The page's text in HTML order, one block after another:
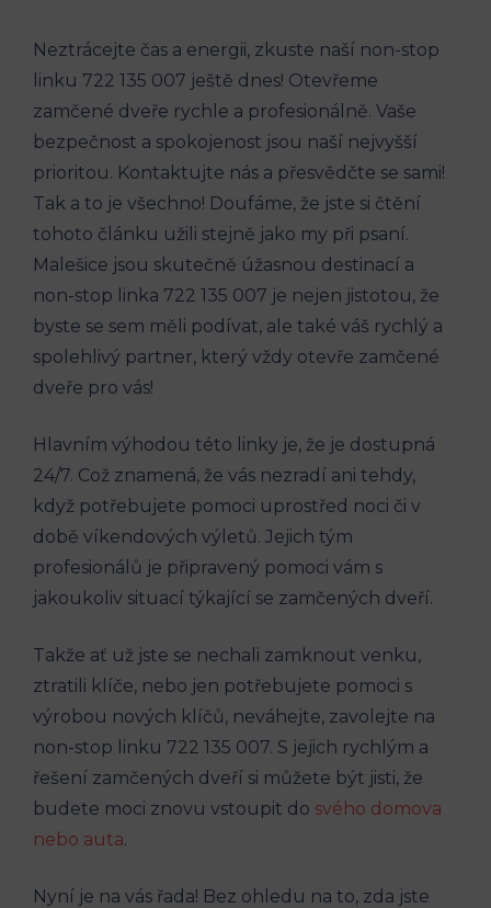
Neztrácejte čas a energii, zkuste naší non-stop
linku 722 135 007​ ještě dnes! Otevřeme
zamčené dveře‍ rychle a profesionálně. Vaše
bezpečnost a ⁣spokojenost jsou naší nejvyšší
prioritou. Kontaktujte‍ nás a přesvědčte se sami!‌
Tak a to je všechno! Doufáme,⁣ že jste si ⁢čtění
tohoto⁣ článku užili stejně jako my při psaní.
Malešice jsou skutečně úžasnou⁢ destinací a
non-stop linka ⁢722 135 007 je nejen jistotou, že
byste se sem měli podívat, ale také váš rychlý a
spolehlivý partner, který vždy otevře zamčené
dveře pro vás!
Hlavním výhodou‌ této linky ⁣je, že ​je dostupná
24/7. ⁤Což znamená, že vás nezradí ani tehdy,
když potřebujete pomoci uprostřed noci či v
‍době‍ víkendových výletů. Jejich tým
profesionálů je připravený pomoci vám s
jakoukoliv situací týkající se zamčených dveří.
Takže ať už jste se nechali⁣ zamknout venku,
ztratili klíče, nebo jen⁢ potřebujete ‌pomoci s
výrobou nových⁢ klíčů, ⁣neváhejte, zavolejte na
non-stop linku​ 722 135 007. S⁣ jejich rychlým a
řešení zamčených dveří ⁢si můžete ⁢být jisti, že
budete moci znovu vstoupit do svého domova
nebo auta.
Nyní je⁤ na vás řada! Bez ohledu na to, zda jste